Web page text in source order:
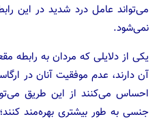
می‌تواند عامل درد شدید در این
نمی‌شود.
یکی از دلایلی که مردان به رابطه
آن دارند، عدم موفقیت آنان در
احساس می‌کنند از این طریق
جنسی به طور بیشتری بهره‌مند